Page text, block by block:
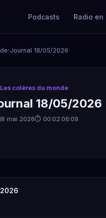
Podcasts Radio en
›Journal 18/05/2026
Les colères du monde
18/05/2026
mai 2026⏱ 00:02:06:09